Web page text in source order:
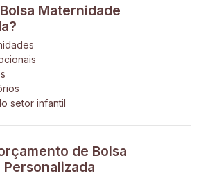
Maternidade
setor infantil
de Bolsa